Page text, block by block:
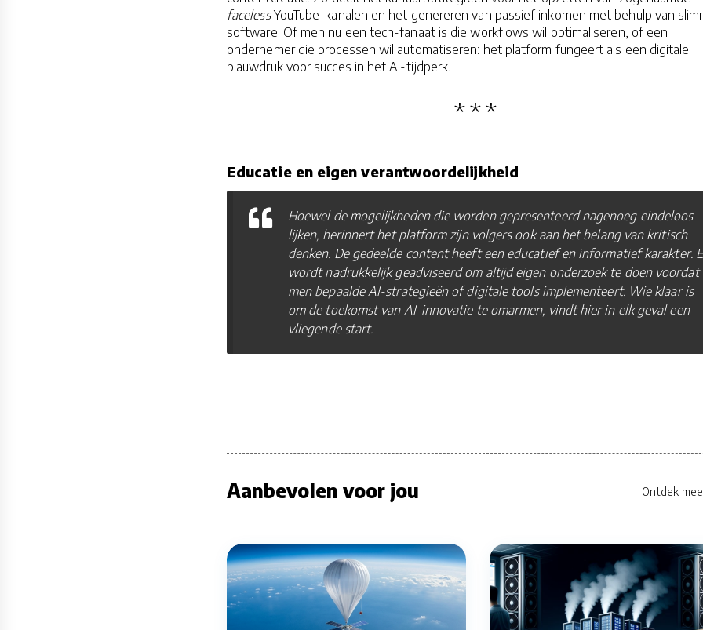
facelessYouTube-kanalen en het genereren van passief inkomen met behulp van
software. Of men nu een tech-fanaat is die workflows wil optimaliseren, of een
ondernemer die processen wil automatiseren: het platform fungeert als een digitale
blauwdruk voor succes in het AI-tijdperk.
Educatie en eigen verantwoordelijkheid
Hoewel de mogelijkheden die worden gepresenteerd nagenoeg eindeloos
lijken, herinnert het platform zijn volgers ook aan het belang van kritisch
denken. De gedeelde content heeft een educatief en informatief karakter.
wordt nadrukkelijk geadviseerd om altijd eigen onderzoek te doen voordat
men bepaalde AI-strategieën of digitale tools implementeert. Wie klaar is
om de toekomst van AI-innovatie te omarmen, vindt hier in elk geval een
vliegende start.
Aanbevolen voor jou Ontdek